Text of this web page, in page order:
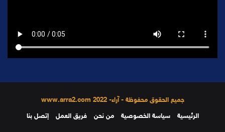
جميع الحقوق محفوظة - آراء- 2022 www.arra2.com
الرئيسية
سياسة الخصوصية من نحن فريق العمل إتصل بنا